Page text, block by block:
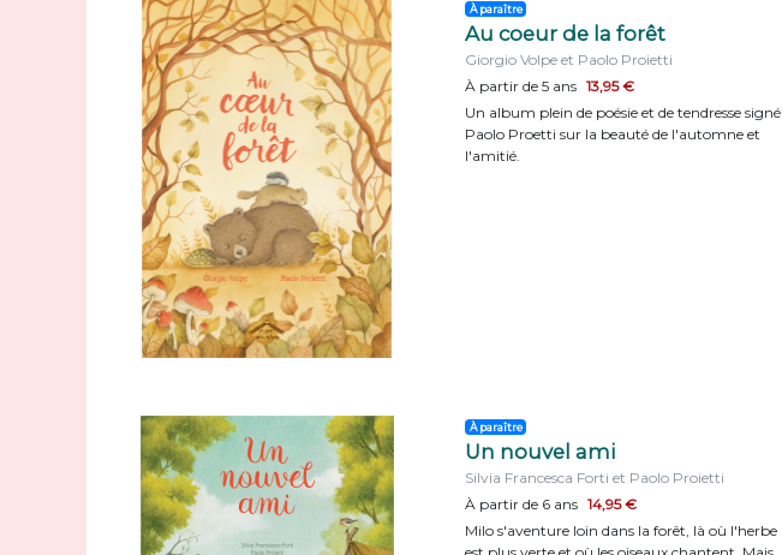
À paraître
Au coeur de la forêt
Giorgio Volpe et Paolo Proietti
À partir de 5 ans 13,95 €
Un album plein de poésie et de tendresse signé
Paolo Proetti sur la beauté de l'automne et
l'amitié.
À paraître
Un nouvel ami
Silvia Francesca Forti et Paolo Proietti
À partir de 6 ans 14,95 €
Milo s'aventure loin dans la forêt, là où l'herbe